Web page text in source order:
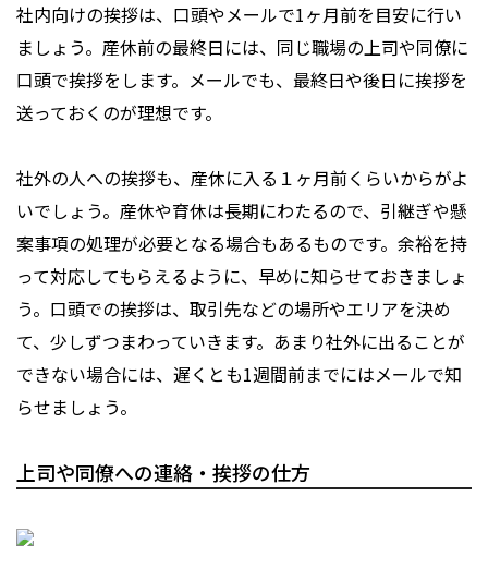
社内向けの挨拶は、口頭やメールで1ヶ月前を目安に行い
ましょう。産休前の最終日には、同じ職場の上司や同僚に
口頭で挨拶をします。メールでも、最終日や後日に挨拶を
送っておくのが理想です。
社外の人への挨拶も、産休に入る１ヶ月前くらいからがよ
いでしょう。産休や育休は長期にわたるので、引継ぎや懸
案事項の処理が必要となる場合もあるものです。余裕を持
って対応してもらえるように、早めに知らせておきましょ
う。口頭での挨拶は、取引先などの場所やエリアを決め
て、少しずつまわっていきます。あまり社外に出ることが
できない場合には、遅くとも1週間前までにはメールで知
らせましょう。
上司や同僚への連絡・挨拶の仕方